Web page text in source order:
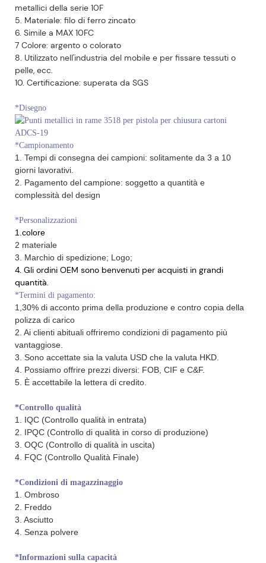
metallici della serie 10F
5. Materiale: filo di ferro zincato
6. Simile a MAX 10FC
7 Colore: argento o colorato
8. Utilizzato nell'industria del mobile e per fissare tessuti o
pelle, ecc.
10. Certificazione: superata da SGS
*Disegno
*Campionamento
1. Tempi di consegna dei campioni: solitamente da 3 a 10
giorni lavorativi.
2. Pagamento del campione: soggetto a quantità e
complessità del design
*Personalizzazioni
1.colore
2 materiale
3. Marchio di spedizione; Logo;
4. Gli ordini OEM sono benvenuti per acquisti in grandi
quantità.
*Termini di pagamento:
1,30% di acconto prima della produzione e contro copia della
polizza di carico
2. Ai clienti abituali offriremo condizioni di pagamento più
vantaggiose.
3. Sono accettate sia la valuta USD che la valuta HKD.
4. Possiamo offrire prezzi diversi: FOB, CIF e C&F.
5. È accettabile la lettera di credito.
*Controllo qualità
1. IQC (Controllo qualità in entrata)
2. IPQC (Controllo di qualità in corso di produzione)
3. OQC (Controllo di qualità in uscita)
4. FQC (Controllo Qualità Finale)
*Condizioni di magazzinaggio
1. Ombroso
2. Freddo
3. Asciutto
4. Senza polvere
*Informazioni sulla capacità